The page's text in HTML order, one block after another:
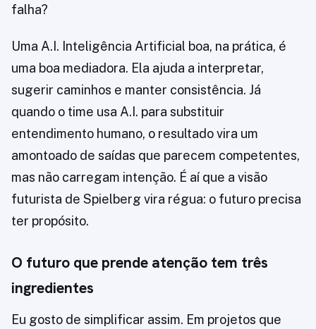
falha?
Uma A.I. Inteligência Artificial boa, na prática, é
uma boa mediadora. Ela ajuda a interpretar,
sugerir caminhos e manter consistência. Já
quando o time usa A.I. para substituir
entendimento humano, o resultado vira um
amontoado de saídas que parecem competentes,
mas não carregam intenção. É aí que a visão
futurista de Spielberg vira régua: o futuro precisa
ter propósito.
O futuro que prende atenção tem três
ingredientes
Eu gosto de simplificar assim. Em projetos que